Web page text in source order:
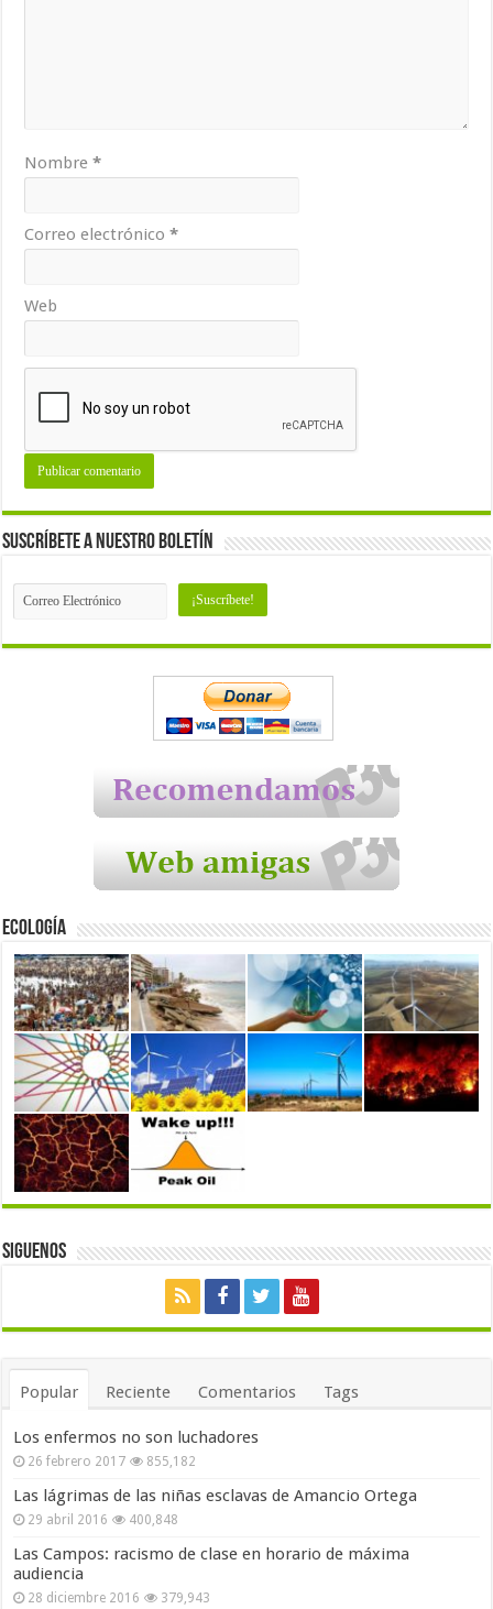
Nombre*
Correo electrónico*
Web
Suscríbete a nuestro Boletín
Ecología
Siguenos
Popular Reciente Comentarios Tags
Los enfermos no son luchadores
26 febrero 2017 855,182
Las lágrimas de las niñas esclavas de Amancio Ortega
29 abril 2016 400,848
Las Campos: racismo de clase en horario de máxima
audiencia
28 diciembre 2016 379,943